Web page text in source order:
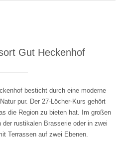
Gut Heckenhof
besticht durch eine moderne
pur. Der 27-Löcher-Kurs gehört
die Region zu bieten hat. Im großen
rustikalen Brasserie oder in zwei
Terrassen auf zwei Ebenen.